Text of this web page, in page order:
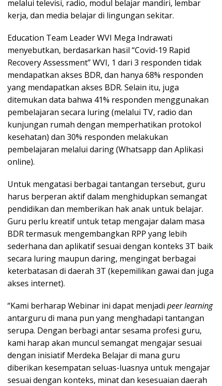
melalui televisi, radio, modul belajar mandiri, lembar
kerja, dan media belajar di lingungan sekitar.
Education Team Leader WVI Mega Indrawati
menyebutkan, berdasarkan hasil “Covid-19 Rapid
Recovery Assessment” WVI, 1 dari 3 responden tidak
mendapatkan akses BDR, dan hanya 68% responden
yang mendapatkan akses BDR. Selain itu, juga
ditemukan data bahwa 41% responden menggunakan
pembelajaran secara luring (melalui TV, radio dan
kunjungan rumah dengan memperhatikan protokol
kesehatan) dan 30% responden melakukan
pembelajaran melalui daring (Whatsapp dan Aplikasi
online).
Untuk mengatasi berbagai tantangan tersebut, guru
harus berperan aktif dalam menghidupkan semangat
pendidikan dan memberikan hak anak untuk belajar.
Guru perlu kreatif untuk tetap mengajar dalam masa
BDR termasuk mengembangkan RPP yang lebih
sederhana dan aplikatif sesuai dengan konteks 3T baik
secara luring maupun daring, mengingat berbagai
keterbatasan di daerah 3T (kepemilikan gawai dan juga
akses internet).
“Kami berharap Webinar ini dapat menjadi peer learning
antarguru di mana pun yang menghadapi tantangan
serupa. Dengan berbagi antar sesama profesi guru,
kami harap akan muncul semangat mengajar sesuai
dengan inisiatif Merdeka Belajar di mana guru
diberikan kesempatan seluas-luasnya untuk mengajar
sesuai dengan konteks, minat dan kesesuaian daerah